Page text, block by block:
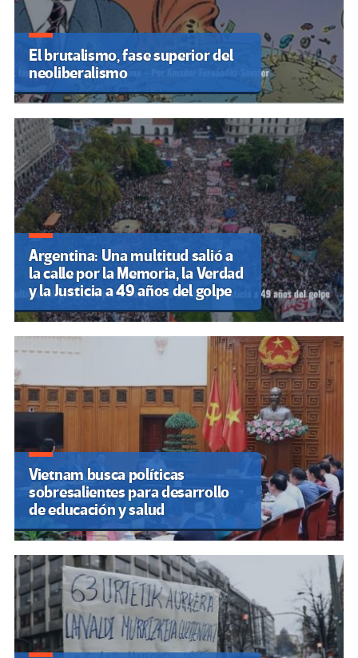
El brutalismo, fase superior del
neoliberalismo
Argentina: Una multitud salió a
la calle por la Memoria, la Verdad
y la Justicia a 49 años del golpe
Vietnam busca políticas
sobresalientes para desarrollo
de educación y salud